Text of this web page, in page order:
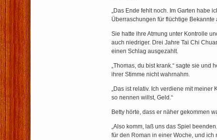
„Das Ende fehlt noch. Im Garten habe
Überraschungen für flüchtige Bekannte
Sie hatte ihre Atmung unter Kontrolle
auch niedriger. Drei Jahre Tai Chi
einen Schlag ausgezahlt.
„Thomas, du bist krank.“ sagte sie und
ihrer Stimme nicht wahrnahm.
„Das ist relativ. Ich verdiene mit meiner
so nennen willst, Geld.“
Betty hörte, dass er näher gekommen
„Also komm, laß uns das Spiel
für den Roman in einer Woche, und ich